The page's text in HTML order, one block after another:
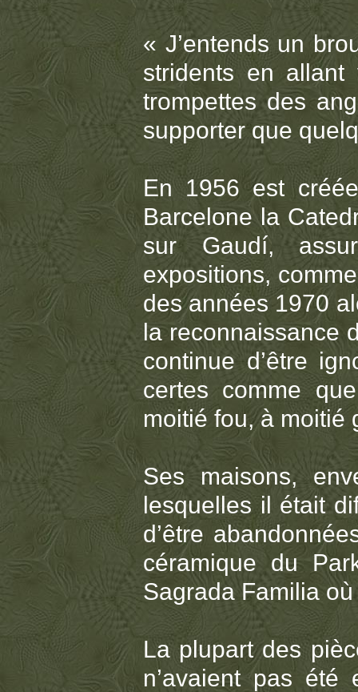
« J’entends un
stridents en
trompettes des
supporter que
En 1956 est
Barcelone la
sur Gaudí,
expositions,
des années 1970
la reconnaissance
continue d’être
certes comme
moitié fou, à moitié
Ses maisons,
lesquelles il était
d’être
céramique du
Sagrada Familia
La plupart des
n’avaient pas été